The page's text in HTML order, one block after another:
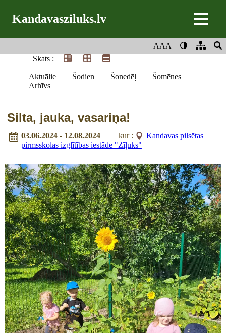
Kandavasziluks.lv
AAA
Skats :
Aktuālie Šodien Šonedēļ
Šomēnes
Arhīvs
Silta, jauka, vasariņa!
03.06.2024 - 12.08.2024 kur :
Kandavas pilsētas
pirmsskolas izglītības iestāde "Zīļuks"